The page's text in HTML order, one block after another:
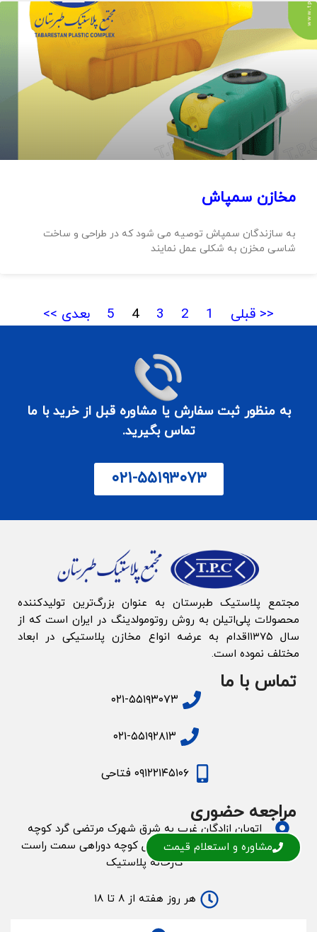
مخازن سمپاش
به سازندگان سمپاش توصیه می شود که در طراحی و ساخت
شاسی مخزن به شکلی عمل نمایند
<< قبلی 1
2
3
4
5 بعدی >>
به منظور ثبت سفارش یا مشاوره قبل از خرید با ما
تماس بگیرید.
۰۲۱-۵۵۱۹۳۰۷۳
مجتمع پلاستیک طبرستان به‌ عنوان بزرگ‌‌ترین تولیدکننده
محصولات پلی‌اتیلن به روش روتومولدینگ در ایران است که از
سال ۱۳۷۵اقدام به عرضه انواع مخازن پلاستیکی در ابعاد
مختلف نموده است.
مشاوره و استعلام قیمت
تماس با ما
۰۲۱-۵۵۱۹۳۰۷۳
۰۲۱-۵۵۱۹۲۸۱۳
۰۹۱۲۲۱۴۵۱۰۶ فتاحی
مراجعه حضوری
اتوبان ازادگان غرب به شرق شهرک مرتضی گرد کوچه
اول سمت چپ ( رویال) داخل کوچه دوراهی سمت راست
کارخانه پلاستیک
هر روز هفته از ۸ تا ۱۸